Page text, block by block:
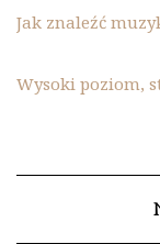
Jak znaleźć
Wysoki poziom,